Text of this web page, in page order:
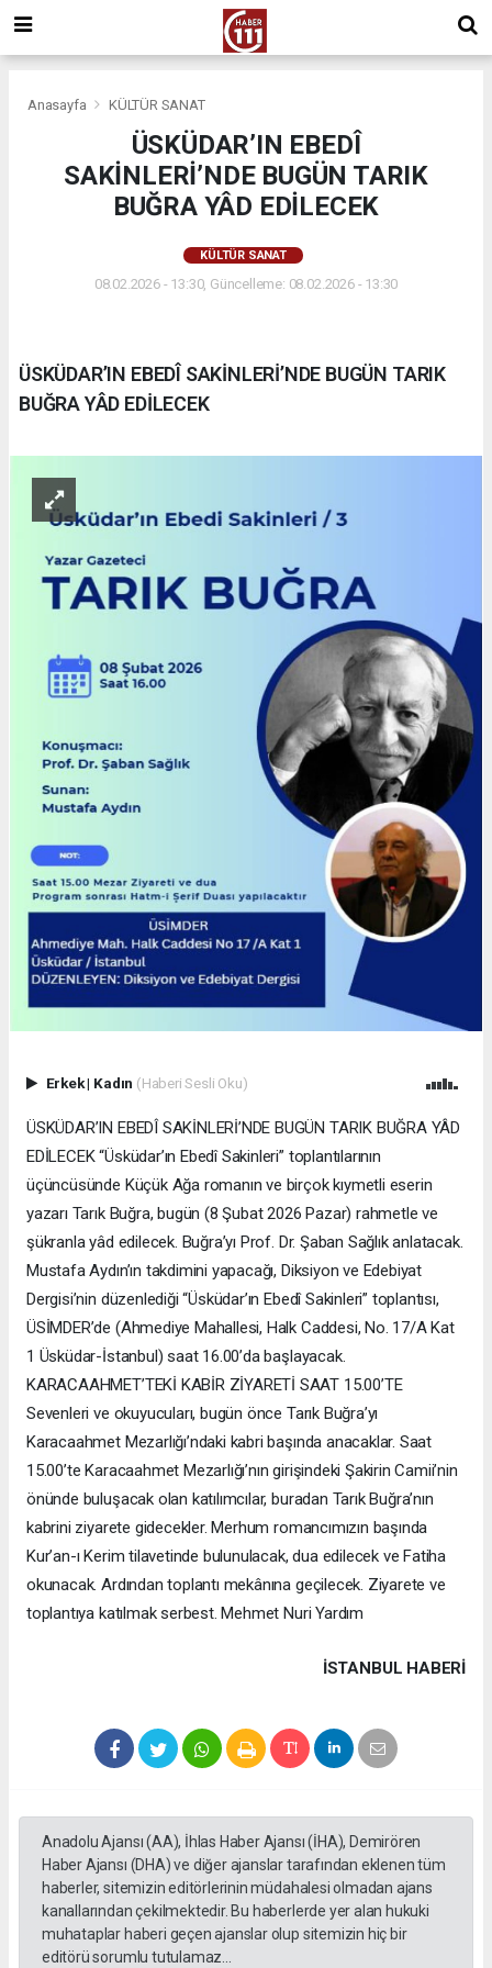
Anasayfa KÜLTÜR SANAT
ÜSKÜDAR’IN EBEDÎ
SAKİNLERİ’NDE BUGÜN TARIK
BUĞRA YÂD EDİLECEK
KÜLTÜR SANAT
08.02.2026 - 13:30, Güncelleme: 08.02.2026 - 13:30
ÜSKÜDAR’IN EBEDÎ SAKİNLERİ’NDE BUGÜN TARIK
BUĞRA YÂD EDİLECEK
Erkek| Kadın (Haberi Sesli Oku)
ÜSKÜDAR’IN EBEDÎ SAKİNLERİ’NDE BUGÜN TARIK BUĞRA YÂD
EDİLECEK “Üsküdar’ın Ebedî Sakinleri” toplantılarının
üçüncüsünde Küçük Ağa romanın ve birçok kıymetli eserin
yazarı Tarık Buğra, bugün (8 Şubat 2026 Pazar) rahmetle ve
şükranla yâd edilecek. Buğra’yı Prof. Dr. Şaban Sağlık anlatacak.
Mustafa Aydın’ın takdimini yapacağı, Diksiyon ve Edebiyat
Dergisi’nin düzenlediği “Üsküdar’ın Ebedî Sakinleri” toplantısı,
ÜSİMDER’de (Ahmediye Mahallesi, Halk Caddesi, No. 17/A Kat
1 Üsküdar-İstanbul) saat 16.00’da başlayacak.
KARACAAHMET’TEKİ KABİR ZİYARETİ SAAT 15.00’TE
Sevenleri ve okuyucuları, bugün önce Tarık Buğra’yı
Karacaahmet Mezarlığı’ndaki kabri başında anacaklar. Saat
15.00’te Karacaahmet Mezarlığı’nın girişindeki Şakirin Camii’nin
önünde buluşacak olan katılımcılar, buradan Tarık Buğra’nın
kabrini ziyarete gidecekler. Merhum romancımızın başında
Kur’an-ı Kerim tilavetinde bulunulacak, dua edilecek ve Fatiha
okunacak. Ardından toplantı mekânına geçilecek. Ziyarete ve
toplantıya katılmak serbest. Mehmet Nuri Yardım
İSTANBUL HABERİ
Anadolu Ajansı (AA), İhlas Haber Ajansı (İHA), Demirören
Haber Ajansı (DHA) ve diğer ajanslar tarafından eklenen tüm
haberler, sitemizin editörlerinin müdahalesi olmadan ajans
kanallarından çekilmektedir. Bu haberlerde yer alan hukuki
muhataplar haberi geçen ajanslar olup sitemizin hiç bir
editörü sorumlu tutulamaz...